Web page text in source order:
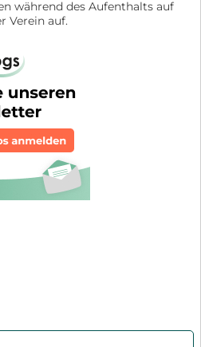
während des Aufenthalts auf
Verein auf.